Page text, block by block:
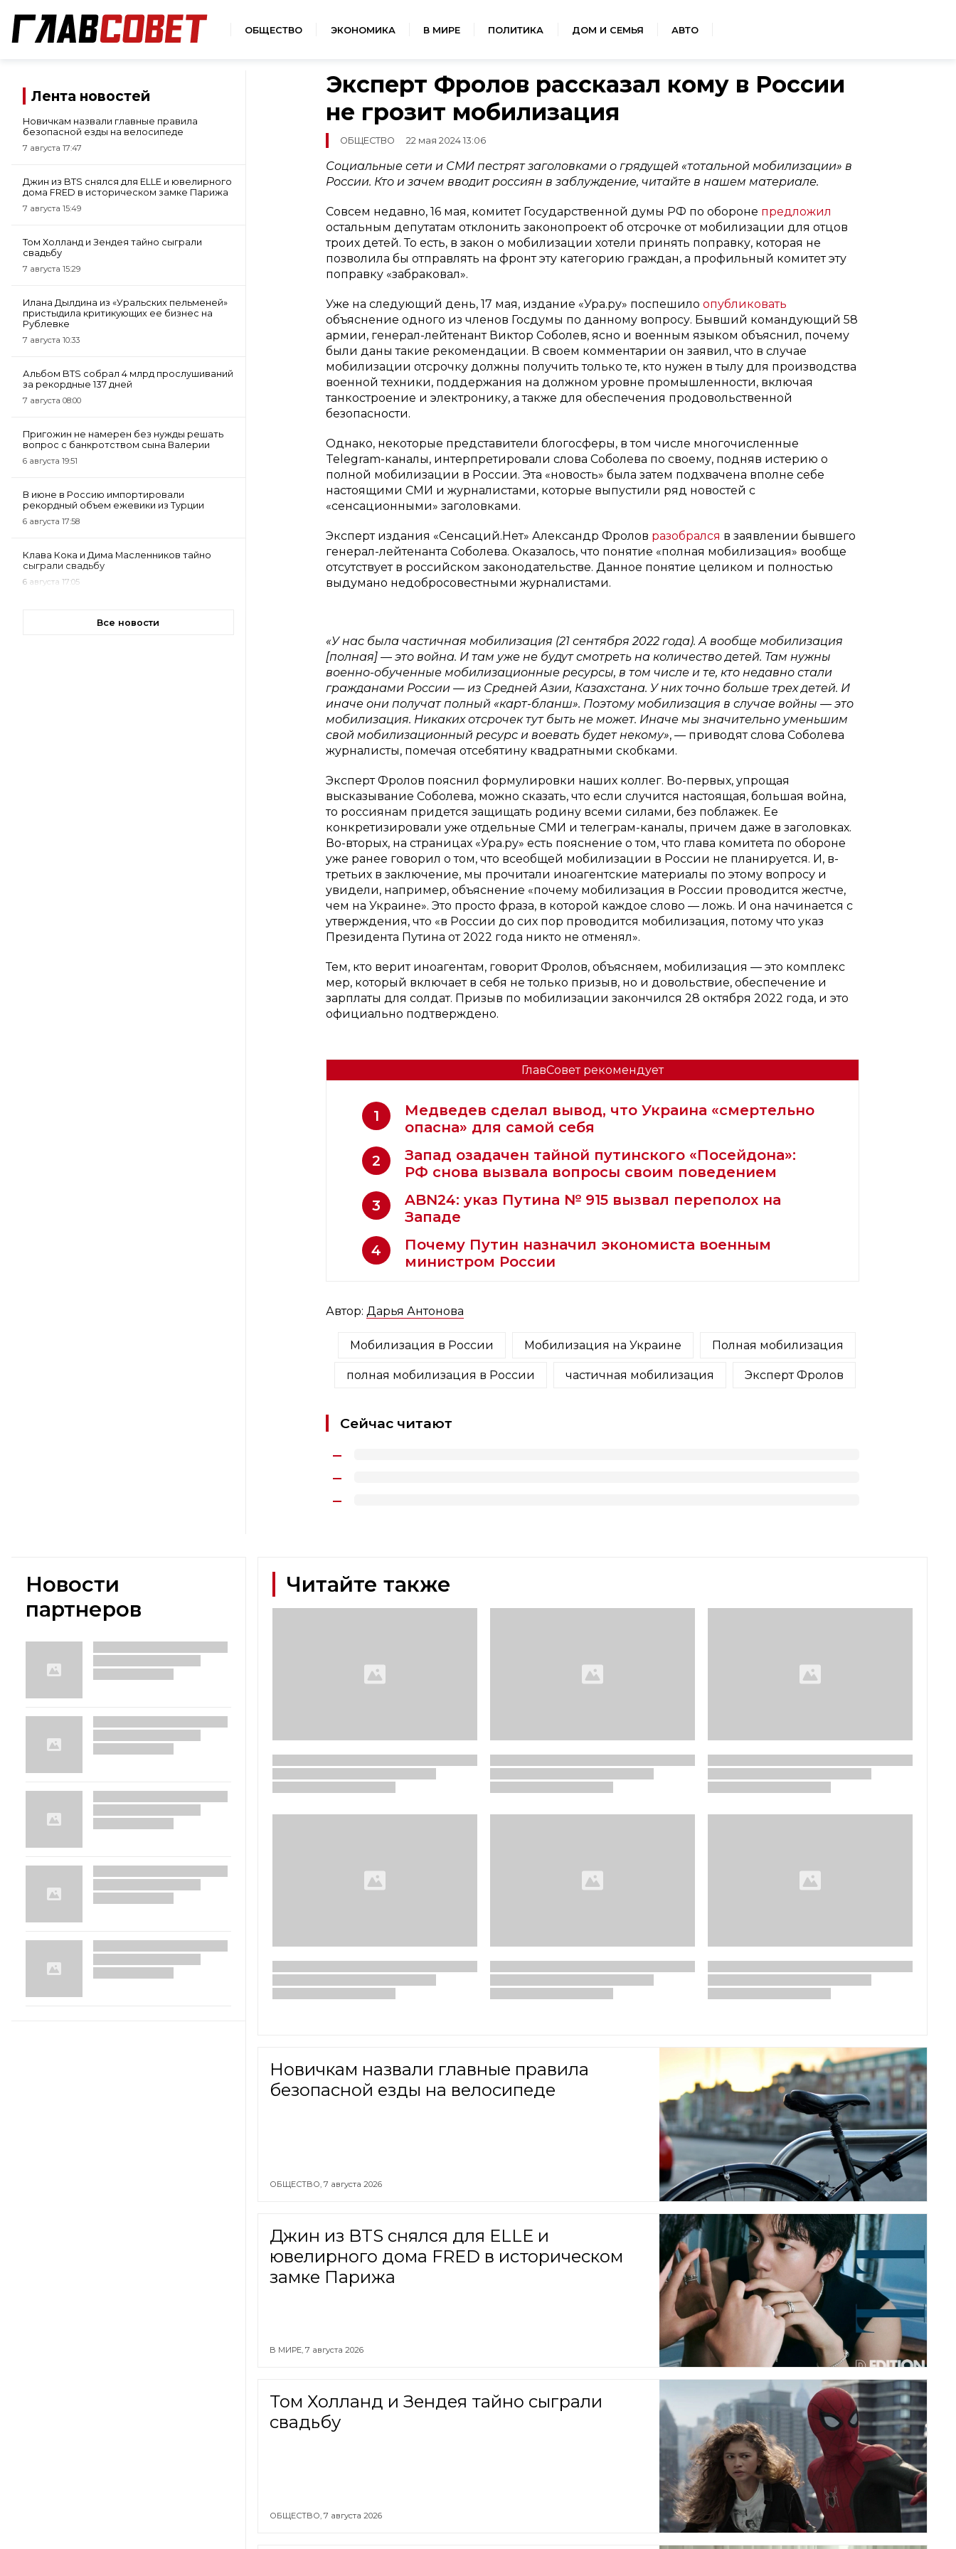
ОБЩЕСТВО ЭКОНОМИКА В МИРЕ ПОЛИТИКА ДОМ И СЕМЬЯ АВТО
Лента новостей
Новичкам назвали главные правила
безопасной езды на велосипеде
7 августа 17:47
Джин из BTS снялся для ELLE и ювелирного
дома FRED в историческом замке Парижа
7 августа 15:49
Том Холланд и Зендея тайно сыграли
свадьбу
7 августа 15:29
Илана Дылдина из «Уральских пельменей»
пристыдила критикующих ее бизнес на
Рублевке
7 августа 10:33
Альбом BTS собрал 4 млрд прослушиваний
за рекордные 137 дней
7 августа 08:00
Пригожин не намерен без нужды решать
вопрос с банкротством сына Валерии
6 августа 19:51
В июне в Россию импортировали
рекордный объем ежевики из Турции
6 августа 17:58
Клава Кока и Дима Масленников тайно
сыграли свадьбу
6 августа 17:05
Все новости
Эксперт Фролов рассказал кому в России
не грозит мобилизация
ОБЩЕСТВО 22 мая 2024 13:06
Социальные сети и СМИ пестрят заголовками о грядущей «тотальной мобилизации» в
России. Кто и зачем вводит россиян в заблуждение, читайте в нашем материале.
Совсем недавно, 16 мая, комитет Государственной думы РФ по обороне предложил
остальным депутатам отклонить законопроект об отсрочке от мобилизации для отцов
троих детей. То есть, в закон о мобилизации хотели принять поправку, которая не
позволила бы отправлять на фронт эту категорию граждан, а профильный комитет эту
поправку «забраковал».
Уже на следующий день, 17 мая, издание «Ура.ру» поспешило опубликовать
объяснение одного из членов Госдумы по данному вопросу. Бывший командующий 58
армии, генерал-лейтенант Виктор Соболев, ясно и военным языком объяснил, почему
были даны такие рекомендации. В своем комментарии он заявил, что в случае
мобилизации отсрочку должны получить только те, кто нужен в тылу для производства
военной техники, поддержания на должном уровне промышленности, включая
танкостроение и электронику, а также для обеспечения продовольственной
безопасности.
Однако, некоторые представители блогосферы, в том числе многочисленные
Telegram-каналы, интерпретировали слова Соболева по своему, подняв истерию о
полной мобилизации в России. Эта «новость» была затем подхвачена вполне себе
настоящими СМИ и журналистами, которые выпустили ряд новостей с
«сенсационными» заголовками.
Эксперт издания «Сенсаций.Нет» Александр Фролов разобрался в заявлении бывшего
генерал-лейтенанта Соболева. Оказалось, что понятие «полная мобилизация» вообще
отсутствует в российском законодательстве. Данное понятие целиком и полностью
выдумано недобросовестными журналистами.
«У нас была частичная мобилизация (21 сентября 2022 года). А вообще мобилизация
[полная] — это война. И там уже не будут смотреть на количество детей. Там нужны
военно-обученные мобилизационные ресурсы, в том числе и те, кто недавно стали
гражданами России — из Средней Азии, Казахстана. У них точно больше трех детей. И
иначе они получат полный «карт-бланш». Поэтому мобилизация в случае войны — это
мобилизация. Никаких отсрочек тут быть не может. Иначе мы значительно уменьшим
свой мобилизационный ресурс и воевать будет некому», — приводят слова Соболева
журналисты, помечая отсебятину квадратными скобками.
Эксперт Фролов пояснил формулировки наших коллег. Во-первых, упрощая
высказывание Соболева, можно сказать, что если случится настоящая, большая война,
то россиянам придется защищать родину всеми силами, без поблажек. Ее
конкретизировали уже отдельные СМИ и телеграм-каналы, причем даже в заголовках.
Во-вторых, на страницах «Ура.ру» есть пояснение о том, что глава комитета по обороне
уже ранее говорил о том, что всеобщей мобилизации в России не планируется. И, в-
третьих в заключение, мы прочитали иноагентские материалы по этому вопросу и
увидели, например, объяснение «почему мобилизация в России проводится жестче,
чем на Украине». Это просто фраза, в которой каждое слово — ложь. И она начинается с
утверждения, что «в России до сих пор проводится мобилизация, потому что указ
Президента Путина от 2022 года никто не отменял».
Тем, кто верит иноагентам, говорит Фролов, объясняем, мобилизация — это комплекс
мер, который включает в себя не только призыв, но и довольствие, обеспечение и
зарплаты для солдат. Призыв по мобилизации закончился 28 октября 2022 года, и это
официально подтверждено.
ГлавСовет рекомендует
1
Медведев сделал вывод, что Украина «смертельно
опасна» для самой себя
2
Запад озадачен тайной путинского «Посейдона»:
РФ снова вызвала вопросы своим поведением
3
ABN24: указ Путина № 915 вызвал переполох на
Западе
4
Почему Путин назначил экономиста военным
министром России
Автор: Дарья Антонова
Мобилизация в России Мобилизация на Украине Полная мобилизация
полная мобилизация в России частичная мобилизация Эксперт Фролов
Сейчас читают
Новости
партнеров
Читайте также
Новичкам назвали главные правила
безопасной езды на велосипеде
ОБЩЕСТВО, 7 августа 2026
Джин из BTS снялся для ELLE и
ювелирного дома FRED в историческом
замке Парижа
В МИРЕ, 7 августа 2026
Том Холланд и Зендея тайно сыграли
свадьбу
ОБЩЕСТВО, 7 августа 2026